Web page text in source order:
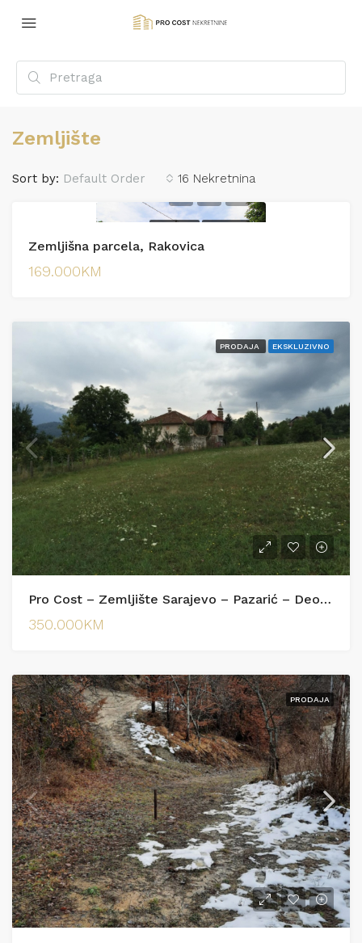
Zemljište
16 Nekretnina
Sort by: Default Order
Zemljišna parcela, Rakovica
169.000KM
PRODAJA EKSKLUZIVNO
Pro Cost – Zemljište Sarajevo – Pazarić – Deovići 9202m2
350.000KM
PRODAJA